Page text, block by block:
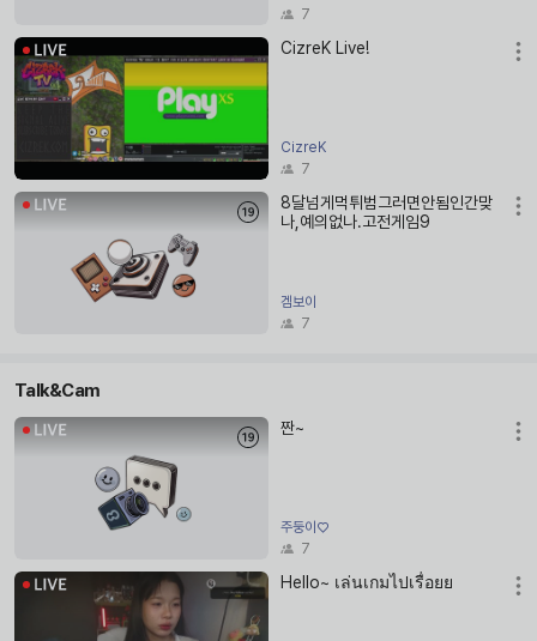
7
CizreK Live!
CizreK
7
8달넘게먹튀범그러면안됨인간맞
나,예의없나.고전게임9
겜보이
7
Talk&Cam
짠~
주둥이♡
7
Hello~ เล่นเกมไปเรื่อยย